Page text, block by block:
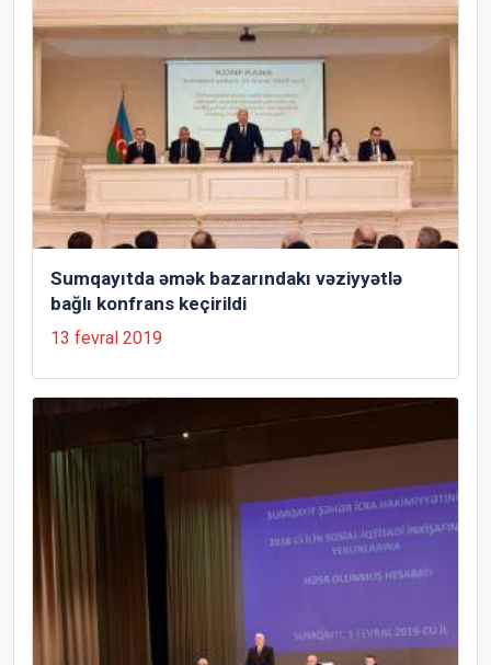
Sumqayıtda əmək bazarındakı vəziyyətlə
bağlı konfrans keçirildi
13 fevral 2019